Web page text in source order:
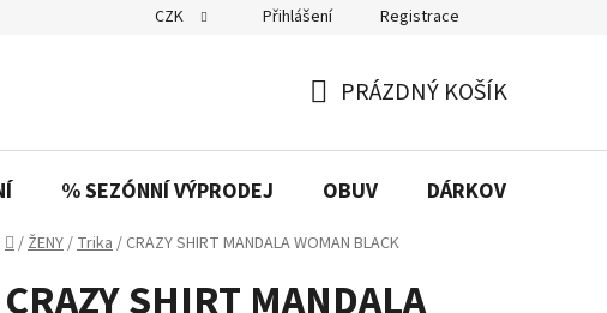
CZK Přihlášení Registrace
KOŠÍK
PRÁZDNÝ KOŠÍK
% SEZÓNNÍ VÝPRODEJ OBUV DÁRKOVÉ
Domů
/ŽENY/Trika/ CRAZY SHIRT MANDALA WOMAN BLACK